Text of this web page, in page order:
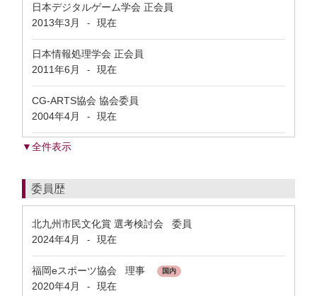
日本デジタルゲーム学会 正会員
2013年3月
- 現在
日本情報処理学会 正会員
2011年6月
- 現在
CG-ARTS協会 協会委員
2004年4月
- 現在
▼全件表示
委員歴
北九州市民文化賞 選考検討会 委員
2024年4月
- 現在
福岡eスポーツ協会 理事 国内
2020年4月 - 現在